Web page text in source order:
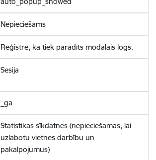
Nepieciešams
Reģistrē, ka tiek parādīts modālais logs.
Sesija
_ga
Statistikas sīkdatnes (nepieciešamas, lai
uzlabotu vietnes darbību un
pakalpojumus)